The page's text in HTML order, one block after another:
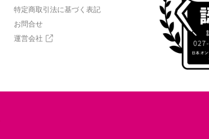
特定商取引法に基づく表記
お問合せ
運営会社